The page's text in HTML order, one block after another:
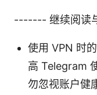
------- 继续阅读
使用 VPN 时
高 Telegram
勿忽视账户健